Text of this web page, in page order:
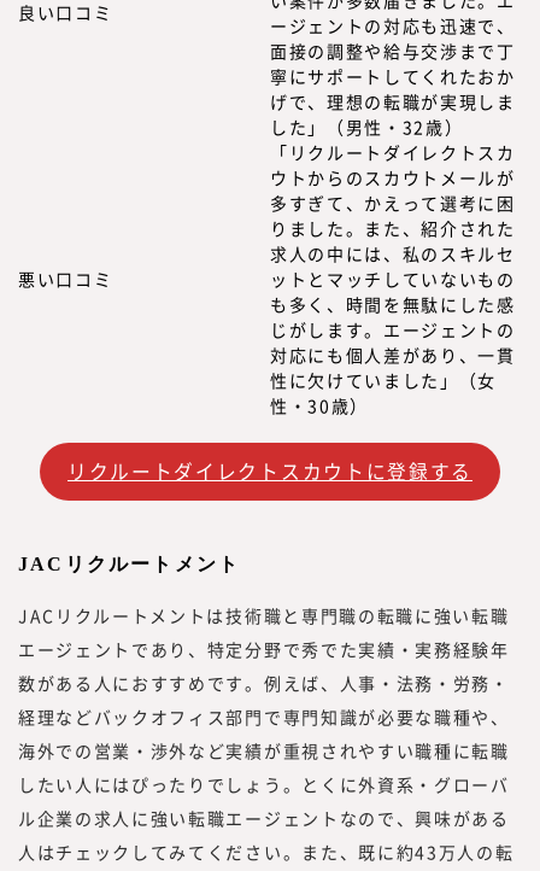
良い口コミ
ージェントの対応も迅速で、
面接の調整や給与交渉まで丁
寧にサポートしてくれたおか
げで、理想の転職が実現しま
した」（男性・32歳）
悪い口コミ
「リクルートダイレクトスカ
ウトからのスカウトメールが
多すぎて、かえって選考に困
りました。また、紹介された
求人の中には、私のスキルセ
ットとマッチしていないもの
も多く、時間を無駄にした感
じがします。エージェントの
対応にも個人差があり、一貫
性に欠けていました」（女
性・30歳）
リクルートダイレクトスカウトに登録する
JACリクルートメント
JACリクルートメントは技術職と専門職の転職に強い転職
エージェントであり、特定分野で秀でた実績・実務経験年
数がある人におすすめです。例えば、人事・法務・労務・
経理などバックオフィス部門で専門知識が必要な職種や、
海外での営業・渉外など実績が重視されやすい職種に転職
したい人にはぴったりでしょう。とくに外資系・グローバ
ル企業の求人に強い転職エージェントなので、興味がある
人はチェックしてみてください。また、既に約43万人の転